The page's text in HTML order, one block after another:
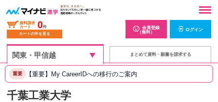
資料請求
カート
0件
カートの中を見る
会員登録
（無料）
ログイン
まとめて資料・願書を請求する
重要 【重要】My CareerIDへの移行のご案内
千葉工業大学